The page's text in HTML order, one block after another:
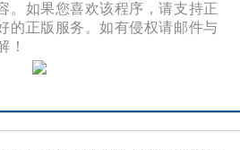
。如果您喜欢该程序，请支持正
的正版服务。如有侵权请邮件与
！